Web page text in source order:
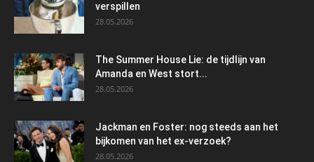
verspillen
28.05.2026
The Summer House Lie: de tijdlijn van
Amanda en West stort...
28.05.2026
Jackman en Foster: nog steeds aan het
bijkomen van het ex-verzoek?
28.05.2026